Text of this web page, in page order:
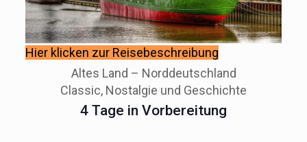
Hier klicken zur Reisebeschreibung
Altes Land – Norddeutschland
Classic, Nostalgie und Geschichte
4 Tage in Vorbereitung